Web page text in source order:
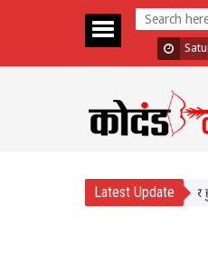
Latest Update
की मुलाकात, उत्तर प्रदेश के विकास पर हुई